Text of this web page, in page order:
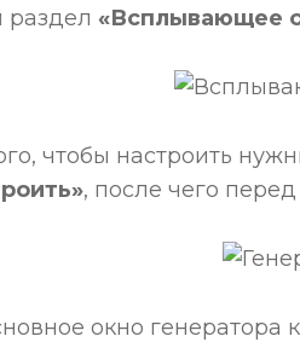
раздел «Всплывающее
чтобы настроить
, после чего
окно